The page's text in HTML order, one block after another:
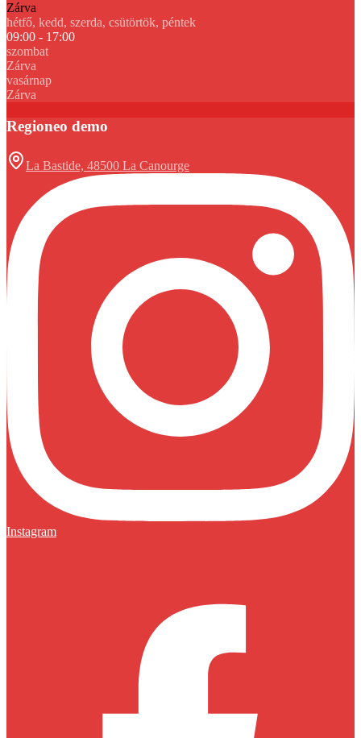
Zárva
hétfő, kedd, szerda, csütörtök, péntek
09:00 - 17:00
szombat
Zárva
vasárnap
Zárva
Regioneo demo
La Bastide, 48500 La Canourge
Instagram